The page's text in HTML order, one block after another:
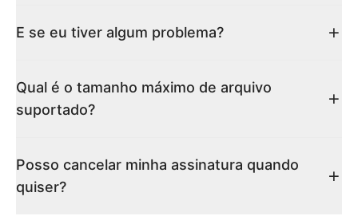
E se eu tiver algum problema?
Qual é o tamanho máximo de arquivo
suportado?
Posso cancelar minha assinatura quando
quiser?